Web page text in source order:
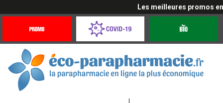
Les meilleures promos
Offres
Coronavirus